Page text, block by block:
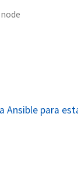
node
Ansible para